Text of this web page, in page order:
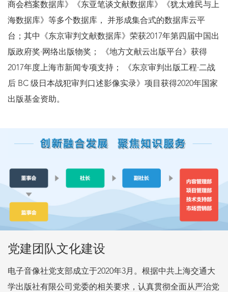
商会档案数据库》《东亚笔谈文献数据库》《犹太难民与上
海数据库》等多个数据库， 并形成集合式的数据库云平
台；其中《东京审判文献数据库》荣获2017年第四届中国出
版政府奖·网络出版物奖； 《地方文献云出版平台》获得
2017年度上海市新闻专项支持； 《东京审判出版工程·二战
后 BC 级日本战犯审判口述影像实录》项目获得2020年国家
出版基金资助。
党建团队文化建设
电子音像社党支部成立于2020年3月。根据中共上海交通大
学出版社有限公司党委的相关要求，认真贯彻全面从严治党